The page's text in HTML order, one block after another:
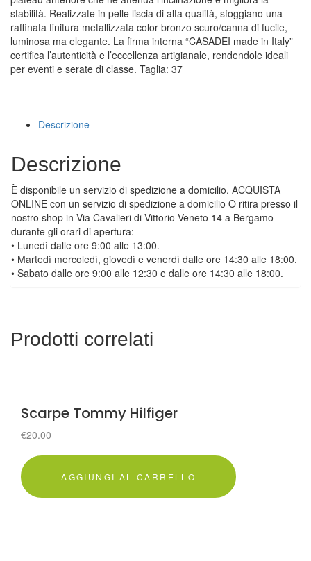
stabilità. Realizzate in pelle liscia di alta qualità, sfoggiano una
raffinata finitura metallizzata color bronzo scuro/canna di fucile,
luminosa ma elegante. La firma interna “CASADEI made in Italy”
certifica l’autenticità e l’eccellenza artigianale, rendendole ideali
per eventi e serate di classe. Taglia: 37
Descrizione
Descrizione
È disponibile un servizio di spedizione a domicilio. ACQUISTA
ONLINE con un servizio di spedizione a domicilio O ritira presso il
nostro shop in Via Cavalieri di Vittorio Veneto 14 a Bergamo
durante gli orari di apertura:
• Lunedì dalle ore 9:00 alle 13:00.
• Martedì mercoledì, giovedì e venerdì dalle ore 14:30 alle 18:00.
• Sabato dalle ore 9:00 alle 12:30 e dalle ore 14:30 alle 18:00.
Prodotti correlati
Scarpe Tommy Hilfiger
€20.00
AGGIUNGI AL CARRELLO